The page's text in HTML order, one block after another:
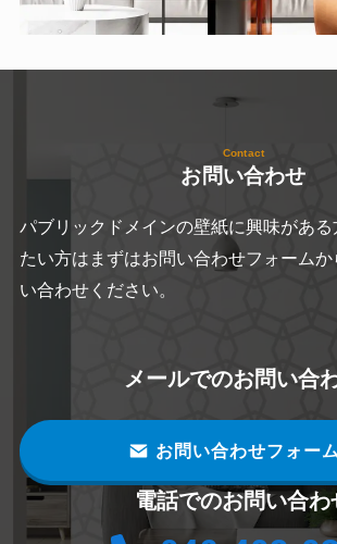
Contact
お問い合わせ
パブリックドメインの壁紙に興味がある
たい方はまずはお問い合わせフォーム
い合わせください。
メールでのお問い合
お問い合わせフォー
電話でのお問い合わ